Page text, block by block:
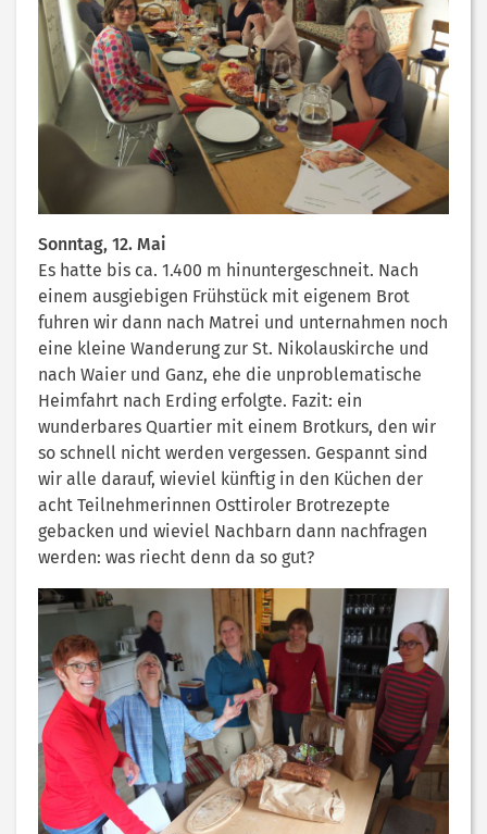
Sonntag, 12. Mai
Es hatte bis ca. 1.400 m hinuntergeschneit. Nach
einem ausgiebigen Frühstück mit eigenem Brot
fuhren wir dann nach Matrei und unternahmen noch
eine kleine Wanderung zur St. Nikolauskirche und
nach Waier und Ganz, ehe die unproblematische
Heimfahrt nach Erding erfolgte. Fazit: ein
wunderbares Quartier mit einem Brotkurs, den wir
so schnell nicht werden vergessen. Gespannt sind
wir alle darauf, wieviel künftig in den Küchen der
acht Teilnehmerinnen Osttiroler Brotrezepte
gebacken und wieviel Nachbarn dann nachfragen
werden: was riecht denn da so gut?